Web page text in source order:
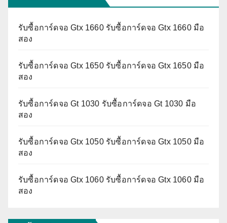
รับซื้อการ์ดจอ Gtx 1660 รับซื้อการ์ดจอ Gtx 1660 มือ
สอง
รับซื้อการ์ดจอ Gtx 1650 รับซื้อการ์ดจอ Gtx 1650 มือ
สอง
รับซื้อการ์ดจอ Gt 1030 รับซื้อการ์ดจอ Gt 1030 มือ
สอง
รับซื้อการ์ดจอ Gtx 1050 รับซื้อการ์ดจอ Gtx 1050 มือ
สอง
รับซื้อการ์ดจอ Gtx 1060 รับซื้อการ์ดจอ Gtx 1060 มือ
สอง